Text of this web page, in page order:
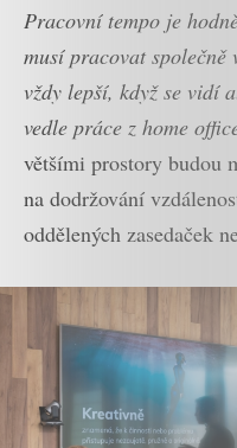
Pracovní tempo je
musí pracovat
vždy lepší, když se vidí
vedle práce z home
většími prostory budou
na dodržování
oddělených zasedaček